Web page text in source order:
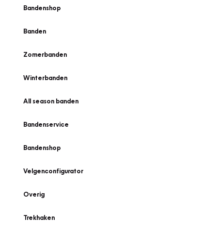
Bandenshop
Banden
Zomerbanden
Winterbanden
All season banden
Bandenservice
Bandenshop
Velgenconfigurator
Overig
Trekhaken